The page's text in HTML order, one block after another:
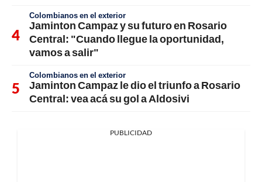
Colombianos en el exterior
Jaminton Campaz y su futuro en Rosario
Central: "Cuando llegue la oportunidad,
vamos a salir"
Colombianos en el exterior
Jaminton Campaz le dio el triunfo a Rosario
Central: vea acá su gol a Aldosivi
PUBLICIDAD